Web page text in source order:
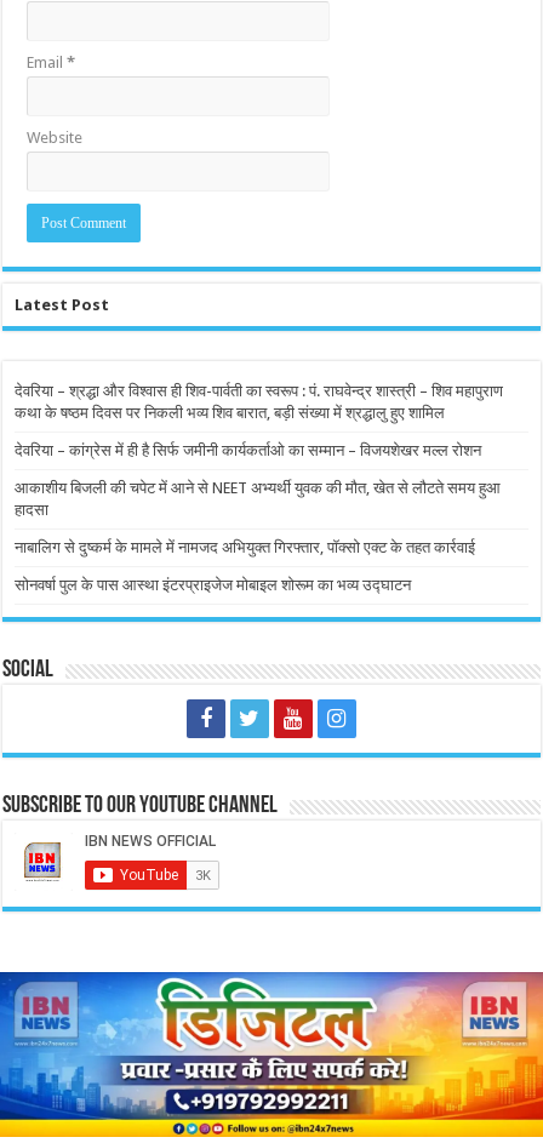
Email*
Website
Latest Post
देवरिया – श्रद्धा और विश्वास ही शिव-पार्वती का स्वरूप : पं. राघवेन्द्र शास्त्री – शिव महापुराण
कथा के षष्ठम दिवस पर निकली भव्य शिव बारात, बड़ी संख्या में श्रद्धालु हुए शामिल
देवरिया – कांग्रेस में ही है सिर्फ जमीनी कार्यकर्ताओ का सम्मान – विजयशेखर मल्ल रोशन
आकाशीय बिजली की चपेट में आने से NEET अभ्यर्थी युवक की मौत, खेत से लौटते समय हुआ
हादसा
नाबालिग से दुष्कर्म के मामले में नामजद अभियुक्त गिरफ्तार, पॉक्सो एक्ट के तहत कार्रवाई
सोनवर्षा पुल के पास आस्था इंटरप्राइजेज मोबाइल शोरूम का भव्य उद्घाटन
Social
Subscribe to our Youtube Channel